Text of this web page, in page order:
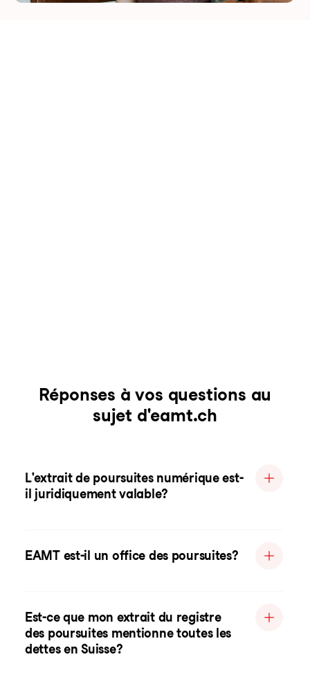
Réponses à vos questions au
sujet d'eamt.ch
L'extrait de poursuites numérique est-
il juridiquement valable?
EAMT est-il un office des poursuites?
Est-ce que mon extrait du registre
des poursuites mentionne toutes les
dettes en Suisse?